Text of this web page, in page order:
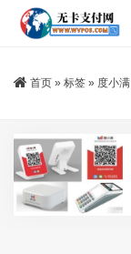
首页 » 标签 » 度小满